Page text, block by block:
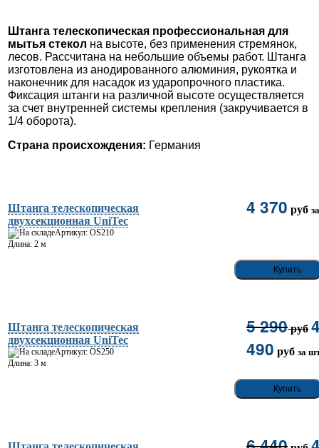
Штанга телескопическая профессиональная для
мытья стекол на высоте, без применения стремянок,
лесов. Раcсчитана на небольшие объемы работ. Штанга
изготовлена из анодированного алюминия, рукоятка и
наконечник для насадок из ударопрочного пластика.
Фиксация штанги на различной высоте осуществляется
за счет внутренней системы крепления (закручивается в
1/4 оборота).
Страна происхождения: Германия
Штанга телескопическая
двухсекционная UniTec
Артикул: OS210
Длина: 2 м
4 370 руб
Штанга телескопическая
двухсекционная UniTec
Артикул: OS250
Длина: 3 м
5 290руб
490 руб за